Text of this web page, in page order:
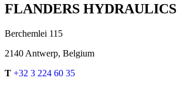
FLANDERS HYDRAULICS
Berchemlei 115
2140 Antwerp, Belgium
T +32 3 224 60 35